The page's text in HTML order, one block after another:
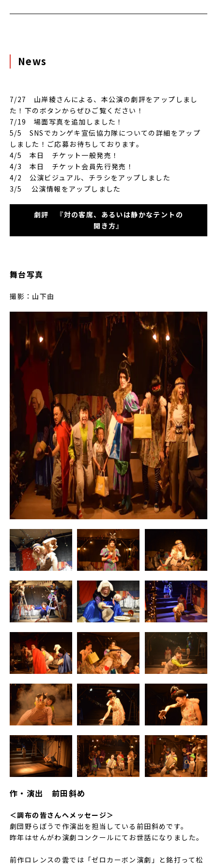
News
7/27 山岸綾さんによる、本公演の劇評をアップしまし
た！下のボタンからぜひご覧ください！
7/19 場面写真を追加しました！
5/5 SNSでカンゲキ宣伝協力隊についての詳細をアップ
しました！ご応募お待ちしております。
4/5 本日 チケット一般発売！
4/3 本日 チケット会員先行発売！
4/2 公演ビジュアル、チラシをアップしました
3/5 公演情報をアップしました
劇評 『対の客席、あるいは静かなテントの
開き方』
舞台写真
撮影：山下由
作・演出 前田斜め
＜調布の皆さんへメッセージ＞
劇団野らぼうで作演出を担当している前田斜めです。
昨年はせんがわ演劇コンクールにてお世話になりました。
前作ロレンスの雲では「ゼロカーボン演劇」と銘打って松